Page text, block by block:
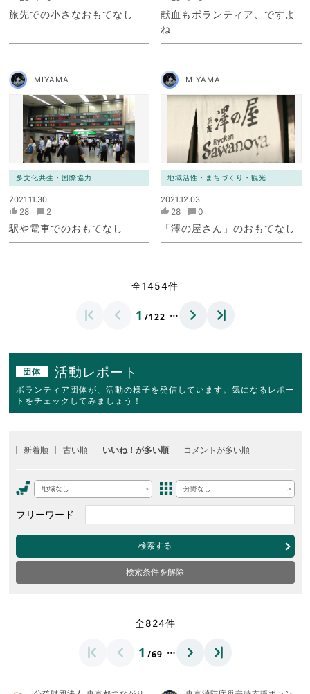
旅先での小さなおもてなし
献血もボランティア、ですよ
ね
MIYAMA
多文化共生・国際協力
2021.11.30
28 2
駅や電車でのおもてなし
MIYAMA
地域活性・まちづくり・観光
2021.12.03
28 0
「澤の屋さん」のおもてなし
全1454件
1 /122 …
団体 活動レポート
ボランティア団体が、活動の様子を発信しています。気になるレポー
トをチェックしてみましょう！
新着順 古い順 いいね！が多い順 コメントが多い順
地域なし 分野なし
フリーワード
検索する
検索条件を解除
全824件
1 /69 …